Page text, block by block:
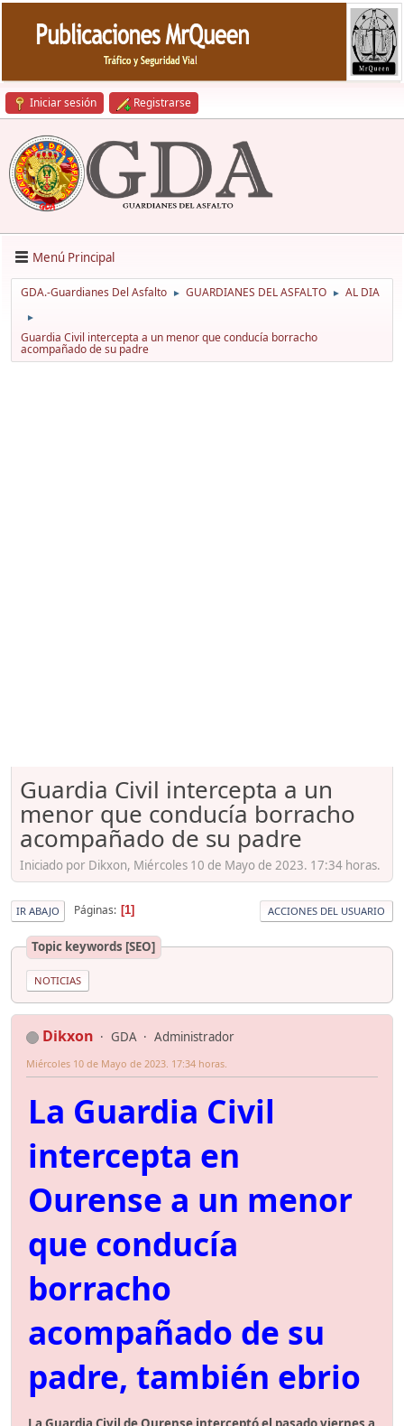
Iniciar sesión Registrarse
Menú Principal
GDA.-Guardianes Del Asfalto ► GUARDIANES DEL ASFALTO ► AL DIA
►
Guardia Civil intercepta a un menor que conducía borracho
acompañado de su padre
Guardia Civil intercepta a un
menor que conducía borracho
acompañado de su padre
Iniciado por Dikxon, Miércoles 10 de Mayo de 2023. 17:34 horas.
IR ABAJO Páginas 1 ACCIONES DEL USUARIO
Topic keywords [SEO]
NOTICIAS
Dikxon GDA Administrador
Miércoles 10 de Mayo de 2023. 17:34 horas.
La Guardia Civil
intercepta en
Ourense a un menor
que conducía
borracho
acompañado de su
padre, también ebrio